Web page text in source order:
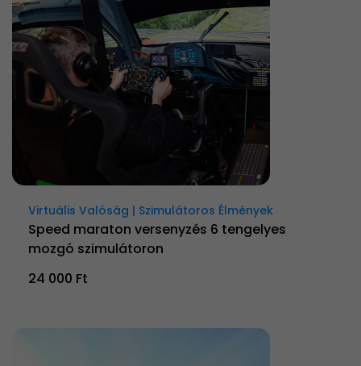
Virtuális Valóság | Szimulátoros Élmények
Speed maraton versenyzés 6 tengelyes
mozgó szimulátoron
24 000 Ft